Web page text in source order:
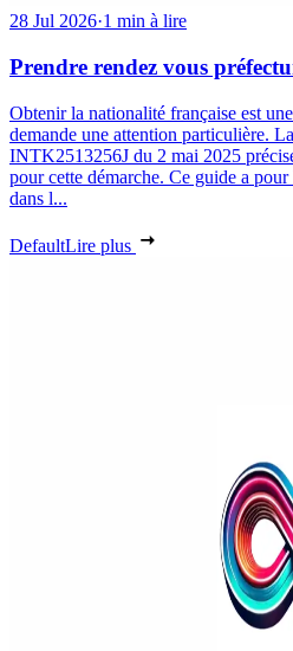
28 Jul 2026·1 min à lire
Prendre rendez vous
Obtenir la nationalité française est
demande une attention particulière.
INTK2513256J du 2 mai 2025
pour cette démarche. Ce guide a
dans l...
DefaultLire plus